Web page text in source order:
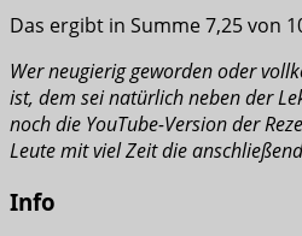
Das ergibt in Summe 7,25 von
Wer neugierig geworden oder
ist, dem sei natürlich neben der
noch die YouTube-Version der
Leute mit viel Zeit die
Info